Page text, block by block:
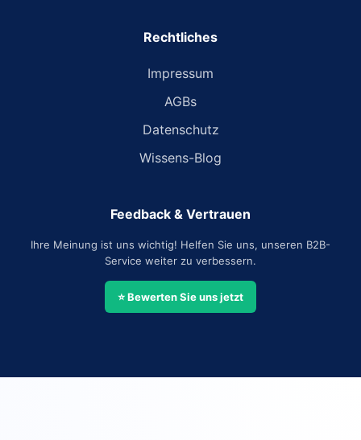
Rechtliches
Impressum
AGBs
Datenschutz
Wissens-Blog
Feedback & Vertrauen
Ihre Meinung ist uns wichtig! Helfen Sie uns, unseren B2B-
Service weiter zu verbessern.
⭐ Bewerten Sie uns jetzt